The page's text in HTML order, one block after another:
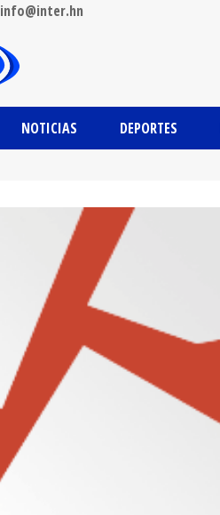
info@inter.hn
NOTICIAS DEPORTES